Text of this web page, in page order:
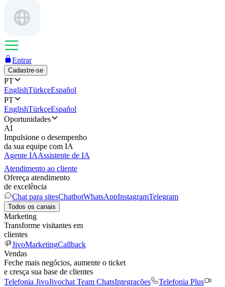
Entrar
Cadastre-se
PT
EnglishTürkçeEspañol
PT
EnglishTürkçeEspañol
Oportunidades
AI
Impulsione o desempenho
da sua equipe com IA
Agente IAAssistente de IA
Atendimento ao cliente
Ofereça atendimento
de excelência
Chat para sitesChatbotWhatsAppInstagramTelegram
Todos os canais
Marketing
Transforme visitantes em
clientes
JivoMarketingCallback
Vendas
Feche mais negócios, aumente o ticket
e cresça sua base de clientes
Telefonia JivoJivochat Team ChatsIntegrações
Telefonia Plus